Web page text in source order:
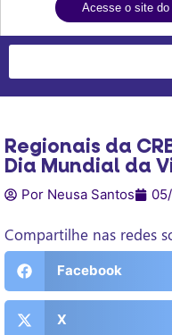
Acesse o site do
Regionais da
Dia Mundial da
Por Neusa Santos
Compartilhe nas redes
Facebook
X